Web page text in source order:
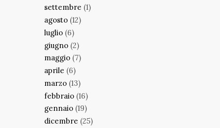
settembre (1)
agosto (12)
luglio (6)
giugno (2)
maggio (7)
aprile (6)
marzo (13)
febbraio (16)
gennaio (19)
dicembre (25)